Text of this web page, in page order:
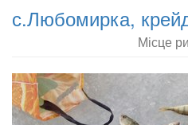
с.Любомирка,
Місце